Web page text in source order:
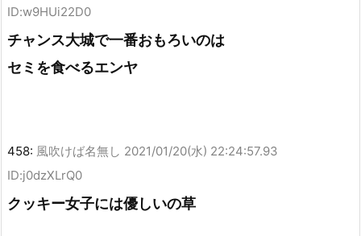
ID:w9HUi22D0
チャンス大城で一番おもろいのは
セミを食べるエンヤ
458: 風吹けば名無し 2021/01/20(水) 22:24:57.93
ID:j0dzXLrQ0
クッキー女子には優しいの草